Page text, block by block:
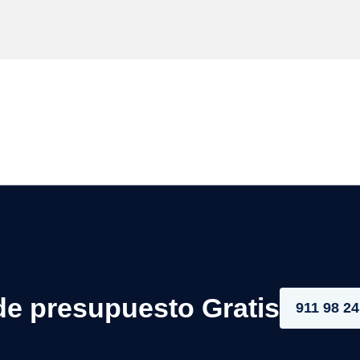
presupuesto Gratis 911 98